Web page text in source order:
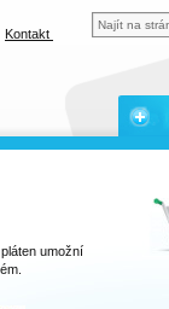
umožní
Kontakt